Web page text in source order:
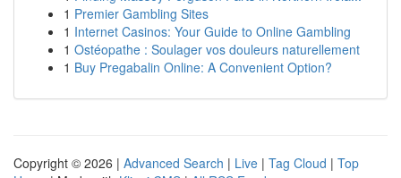
1 Premier Gambling Sites
1 Internet Casinos: Your Guide to Online Gambling
1 Ostéopathe : Soulager vos douleurs naturellement
1 Buy Pregabalin Online: A Convenient Option?
Copyright © 2026 | Advanced Search | Live | Tag Cloud | Top